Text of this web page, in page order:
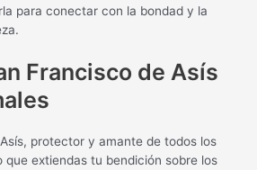
para conectar con la bondad y la
Francisco de Asís
protector y amante de todos los
que extiendas tu bendición sobre los